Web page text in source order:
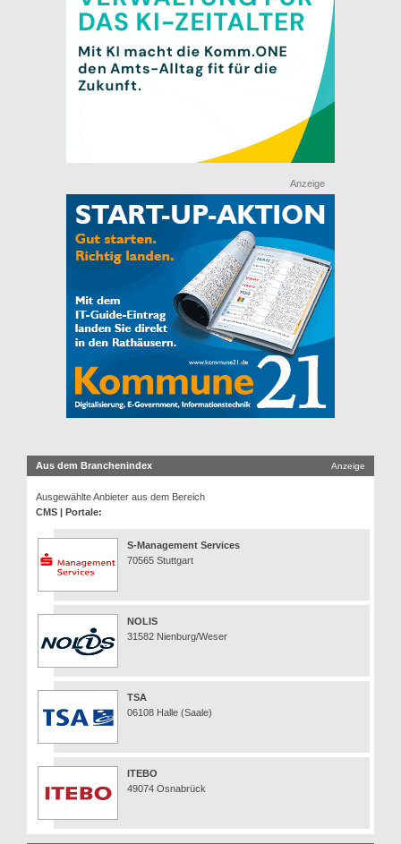
Anzeige
Aus dem Branchenindex Anzeige
Ausgewählte Anbieter aus dem Bereich
CMS | Portale:
S-Management Services
70565 Stuttgart
NOLIS
31582 Nienburg/Weser
TSA
06108 Halle (Saale)
ITEBO
49074 Osnabrück